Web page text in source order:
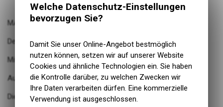
MARATHON PLUS MTB
Der pannensicherste MTB-Reifen ist jetzt E-Bike Ready 50
Mit ECE-R75 Prüfzeichen
Auf dem Mittelsteg rollt er leicht über feste Wege
Die kräftigen Aussenstollen haben Biss im Gelände
Welche Datenschutz-Einstellungen
bevorzugen Sie?
Damit Sie unser Online-Angebot bestmöglich
nutzen können, setzen wir auf unserer Website
Cookies und ähnliche Technologien ein. Sie haben
die Kontrolle darüber, zu welchen Zwecken wir
Ihre Daten verarbeiten dürfen. Eine kommerzielle
Verwendung ist ausgeschlossen.